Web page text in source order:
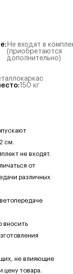
: Не входят в
(приобретаются
дополнительно)
:150 кг
см.
не входят.
от
различных
вносить
не влияющие
цену товара.